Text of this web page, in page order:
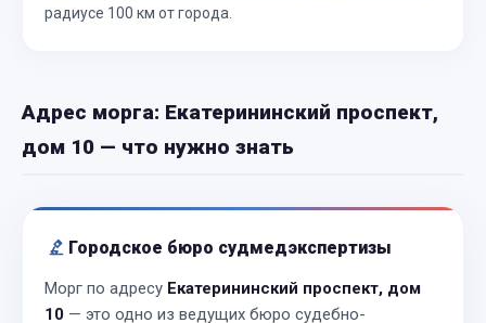
радиусе 100 км от города.
Адрес морга: Екатерининский проспект,
дом 10 — что нужно знать
Городское бюро судмедэкспертизы
Морг по адресу Екатерининский проспект, дом
10 — это одно из ведущих бюро судебно-